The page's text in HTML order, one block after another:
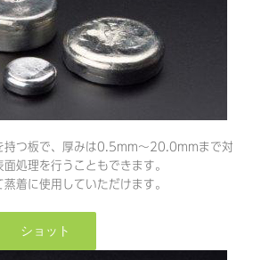
持つ板で、厚みは0.5mm～20.0mmまで対
処理を行うこともできます。
着に使用していただけます。
ショット